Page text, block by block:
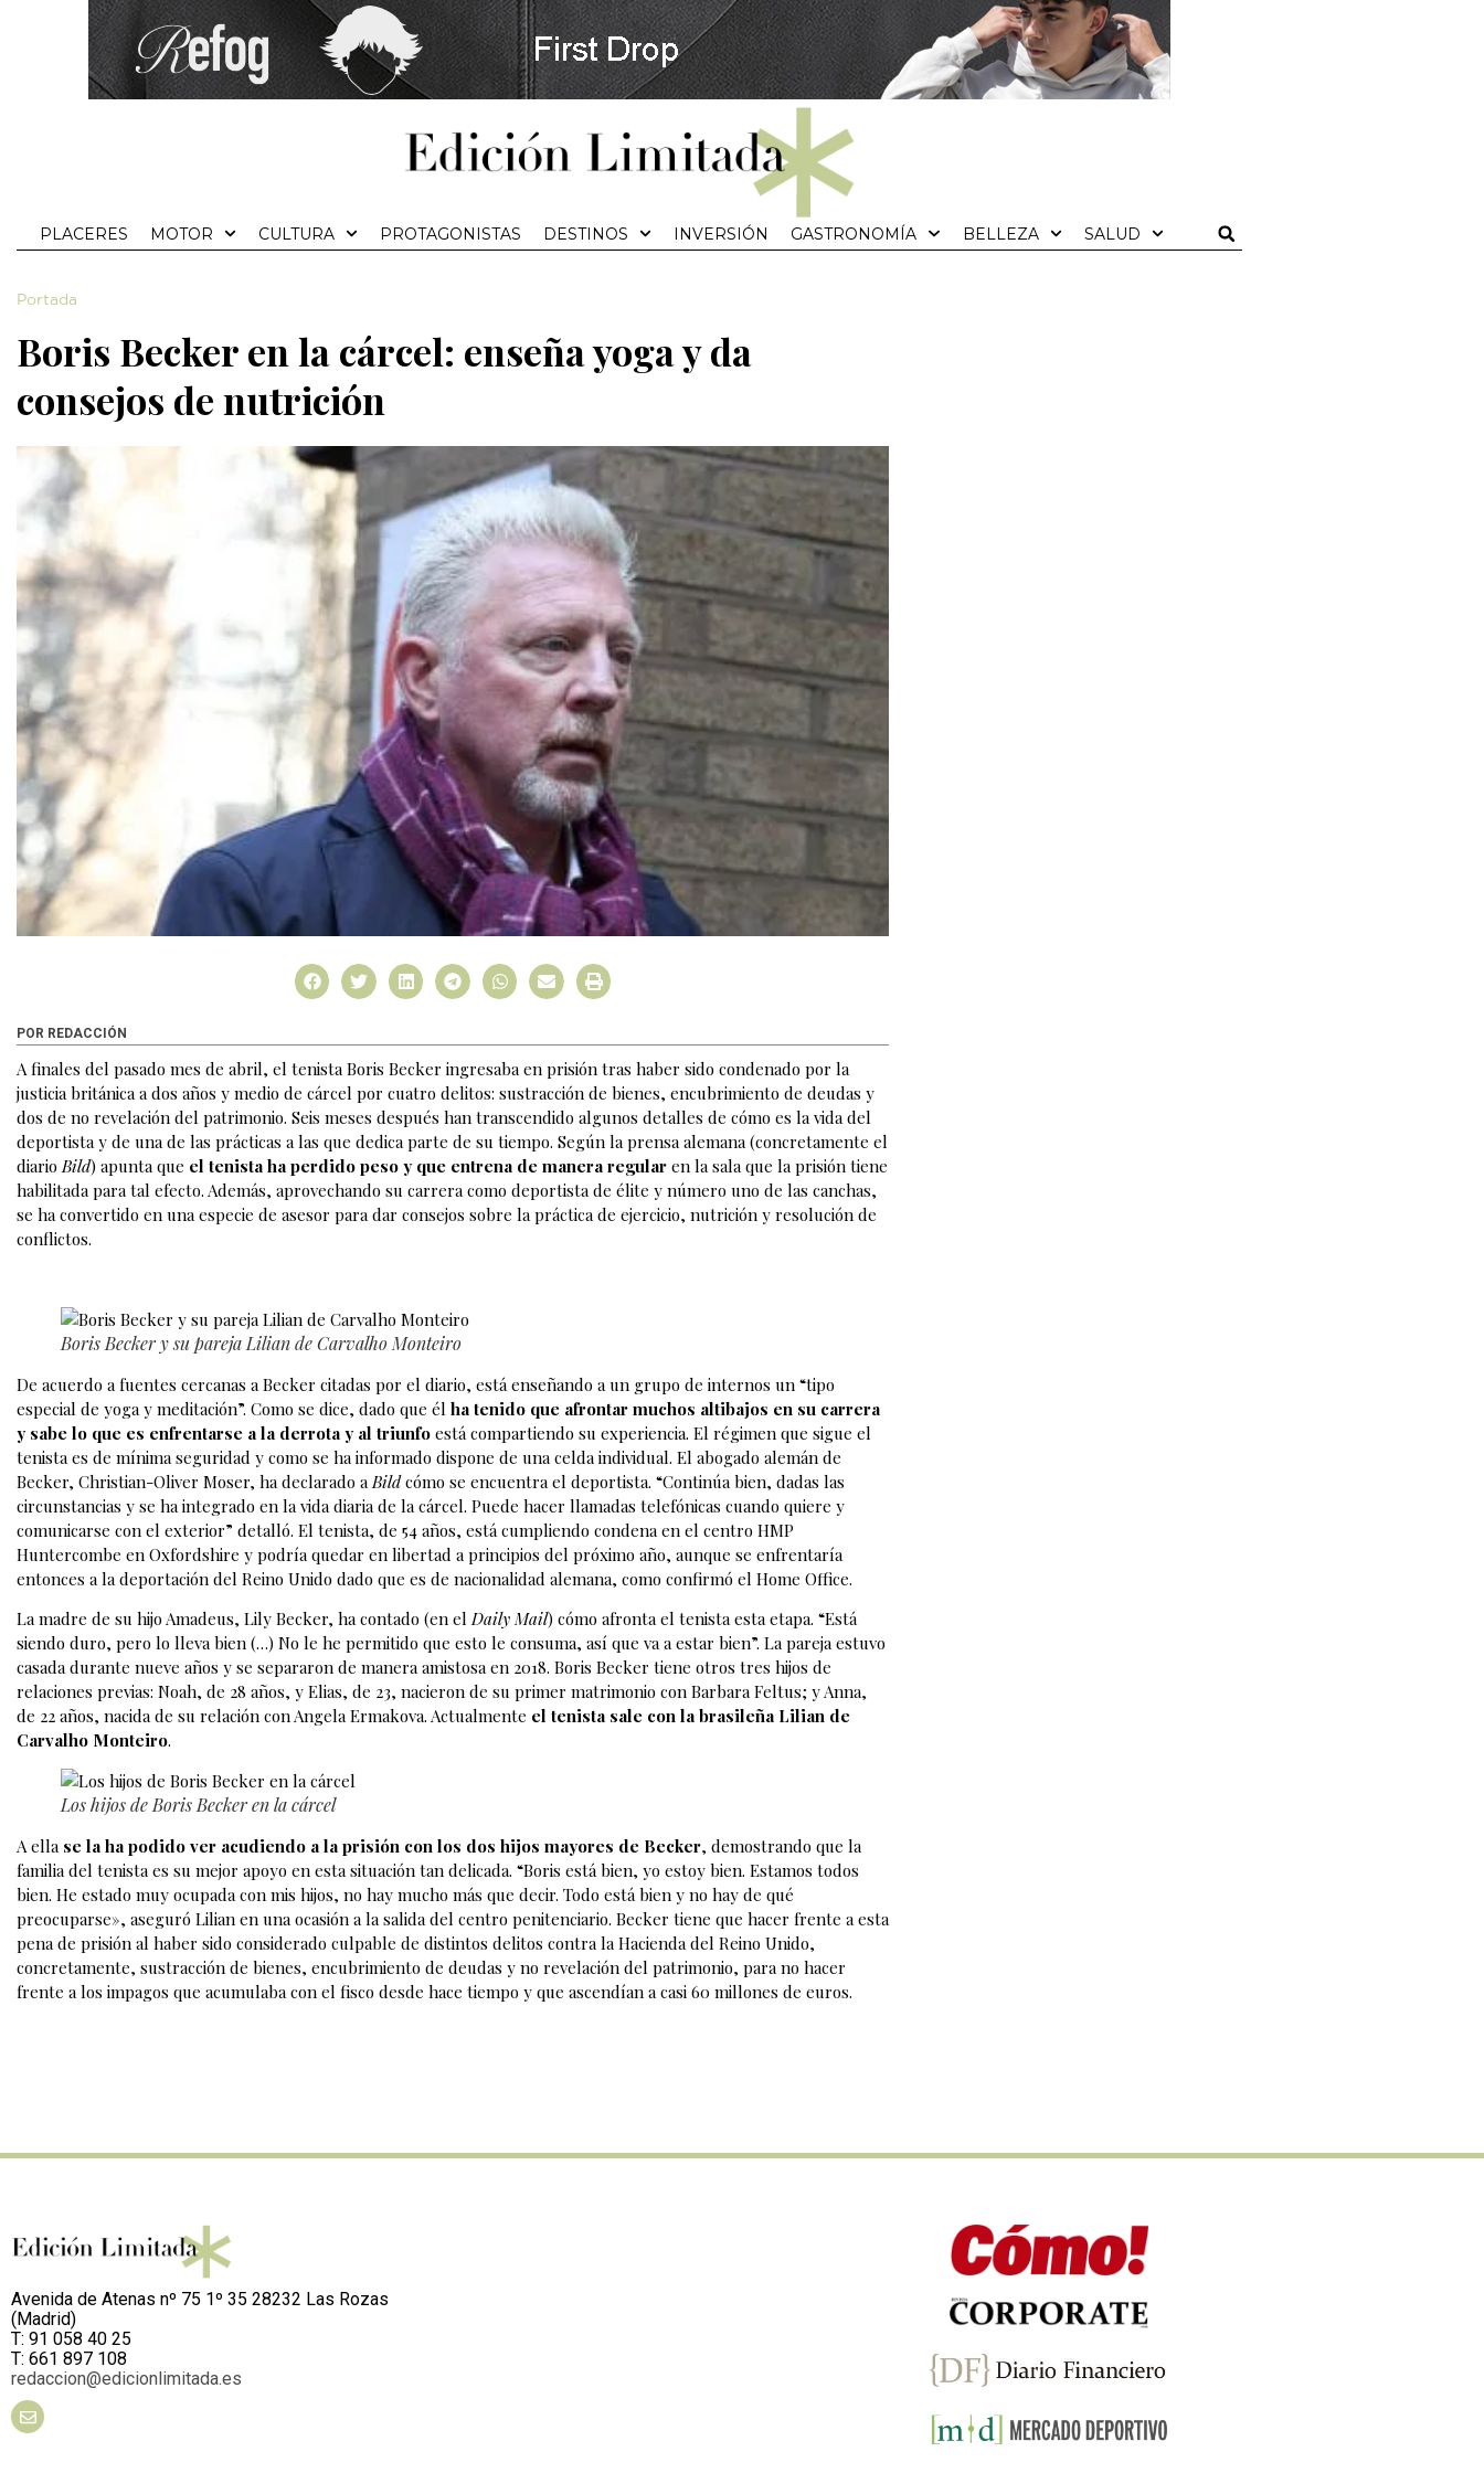
PLACERES MOTOR CULTURA PROTAGONISTAS DESTINOS INVERSIÓN GASTRONOMÍA BELLEZA SALUD
Portada
Boris Becker en la cárcel: enseña yoga y da
consejos de nutrición
POR REDACCIÓN
A finales del pasado mes de abril, el tenista Boris Becker ingresaba en prisión tras haber sido condenado por la
justicia británica a dos años y medio de cárcel por cuatro delitos: sustracción de bienes, encubrimiento de deudas y
dos de no revelación del patrimonio. Seis meses después han transcendido algunos detalles de cómo es la vida del
deportista y de una de las prácticas a las que dedica parte de su tiempo. Según la prensa alemana (concretamente el
diario Bild) apunta que el tenista ha perdido peso y que entrena de manera regular en la sala que la prisión tiene
habilitada para tal efecto. Además, aprovechando su carrera como deportista de élite y número uno de las canchas,
se ha convertido en una especie de asesor para dar consejos sobre la práctica de ejercicio, nutrición y resolución de
conflictos.
Boris Becker y su pareja Lilian de Carvalho Monteiro
De acuerdo a fuentes cercanas a Becker citadas por el diario, está enseñando a un grupo de internos un “tipo
especial de yoga y meditación”. Como se dice, dado que él ha tenido que afrontar muchos altibajos en su carrera
y sabe lo que es enfrentarse a la derrota y al triunfo está compartiendo su experiencia. El régimen que sigue el
tenista es de mínima seguridad y como se ha informado dispone de una celda individual. El abogado alemán de
Becker, Christian-Oliver Moser, ha declarado a Bildcómo se encuentra el deportista. “Continúa bien, dadas las
circunstancias y se ha integrado en la vida diaria de la cárcel. Puede hacer llamadas telefónicas cuando quiere y
comunicarse con el exterior” detalló. El tenista, de 54 años, está cumpliendo condena en el centro HMP
Huntercombe en Oxfordshire y podría quedar en libertad a principios del próximo año, aunque se enfrentaría
entonces a la deportación del Reino Unido dado que es de nacionalidad alemana, como confirmó el Home Office.
La madre de su hijo Amadeus, Lily Becker, ha contado (en elDaily Mail) cómo afronta el tenista esta etapa. “Está
siendo duro, pero lo lleva bien (…) No le he permitido que esto le consuma, así que va a estar bien”. La pareja estuvo
casada durante nueve años y se separaron de manera amistosa en 2018. Boris Becker tiene otros tres hijos de
relaciones previas: Noah, de 28 años, y Elias, de 23, nacieron de su primer matrimonio con Barbara Feltus; y Anna,
de 22 años, nacida de su relación con Angela Ermakova. Actualmente el tenista sale con la brasileña Lilian de
Carvalho Monteiro.
Los hijos de Boris Becker en la cárcel
A ella se la ha podido ver acudiendo a la prisión con los dos hijos mayores de Becker, demostrando que la
familia del tenista es su mejor apoyo en esta situación tan delicada. “Boris está bien, yo estoy bien. Estamos todos
bien. He estado muy ocupada con mis hijos, no hay mucho más que decir. Todo está bien y no hay de qué
preocuparse», aseguró Lilian en una ocasión a la salida del centro penitenciario. Becker tiene que hacer frente a esta
pena de prisión al haber sido considerado culpable de distintos delitos contra la Hacienda del Reino Unido,
concretamente, sustracción de bienes, encubrimiento de deudas y no revelación del patrimonio, para no hacer
frente a los impagos que acumulaba con el fisco desde hace tiempo y que ascendían a casi 60 millones de euros.
Avenida de Atenas nº 75 1º 35 28232 Las Rozas
(Madrid)
T: 91 058 40 25
T: 661 897 108
redaccion@edicionlimitada.es